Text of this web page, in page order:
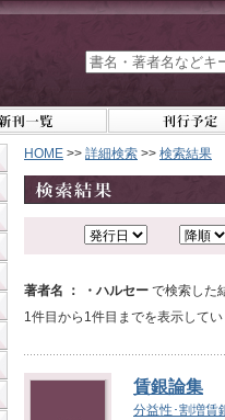
HOME >> 詳細検索 >> 検索結果
著者名 ： ・ハルセー で検索した
1件目から1件目までを表示して
賃銀論集
分益性･割増賃